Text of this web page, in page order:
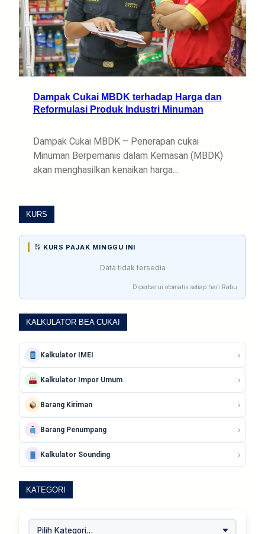
Dampak Cukai MBDK terhadap Harga dan
Reformulasi Produk Industri Minuman
Dampak Cukai MBDK – Penerapan cukai
Minuman Berpemanis dalam Kemasan (MBDK)
akan menghasilkan kenaikan harga…
KURS
KURS PAJAK MINGGU INI
Data tidak tersedia
Diperbarui otomatis setiap hari Rabu
KALKULATOR BEA CUKAI
Kalkulator IMEI ›
Kalkulator Impor Umum ›
Barang Kiriman ›
Barang Penumpang ›
Kalkulator Sounding ›
KATEGORI